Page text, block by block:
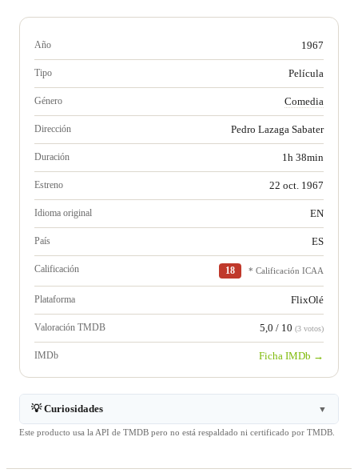
Año 1967
Tipo Película
Género Comedia
Dirección Pedro Lazaga Sabater
Duración 1h 38min
Estreno 22 oct. 1967
Idioma original EN
País ES
Calificación 18 * Calificación ICAA
Plataforma FlixOlé
Valoración TMDB 5,0 / 10 (3 votos)
IMDb Ficha IMDb →
💡 Curiosidades ▼
Este producto usa la API de TMDB pero no está respaldado ni certificado por TMDB.